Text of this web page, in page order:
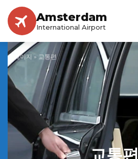
Amsterdam
International Airport
홈페이지 » 교통편
교통편